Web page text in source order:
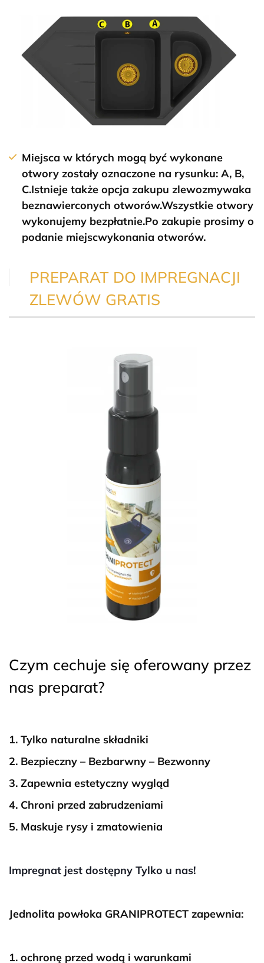
Miejsca w których mogą być wykonane
otwory zostały oznaczone na rysunku: A, B,
C.Istnieje także opcja zakupu zlewozmywaka
beznawierconych otworów.Wszystkie otwory
wykonujemy bezpłatnie.Po zakupie prosimy o
podanie miejscwykonania otworów.
PREPARAT DO IMPREGNACJI
ZLEWÓW GRATIS
Czym cechuje się oferowany przez
nas preparat?
Tylko naturalne składniki
Bezpieczny – Bezbarwny – Bezwonny
Zapewnia estetyczny wygląd
Chroni przed zabrudzeniami
Maskuje rysy i zmatowienia
Impregnat jest dostępny Tylko u nas!
Jednolita powłoka GRANIPROTECT zapewnia:
ochronę przed wodą i warunkami